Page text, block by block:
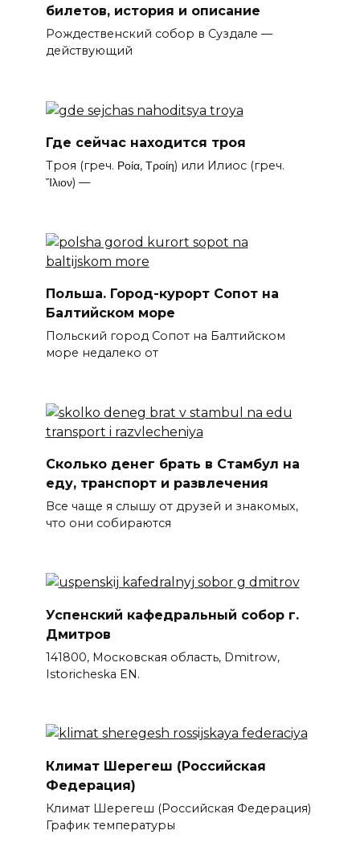
билетов, история и описание
Рождественский собор в Суздале —
действующий
Где сейчас находится троя
Троя (греч. Ροία, Τροίη) или Илиос (греч.
Ἴλιον) —
Польша. Город-курорт Сопот на
Балтийском море
Польский город Сопот на Балтийском
море недалеко от
Сколько денег брать в Стамбул на
еду, транспорт и развлечения
Все чаще я слышу от друзей и знакомых,
что они собираются
Успенский кафедральный собор г.
Дмитров
141800, Московская область, Dmitrow,
Istoricheska EN.
Климат Шерегеш (Российская
Федерация)
Климат Шерегеш (Российская Федерация)
График температуры